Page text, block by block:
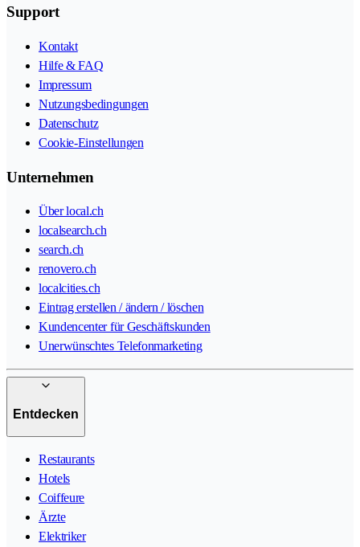
Support
Kontakt
Hilfe & FAQ
Impressum
Nutzungsbedingungen
Datenschutz
Cookie-Einstellungen
Unternehmen
Über local.ch
localsearch.ch
search.ch
renovero.ch
localcities.ch
Eintrag erstellen / ändern / löschen
Kundencenter für Geschäftskunden
Unerwünschtes Telefonmarketing
Entdecken
Restaurants
Hotels
Coiffeure
Ärzte
Elektriker